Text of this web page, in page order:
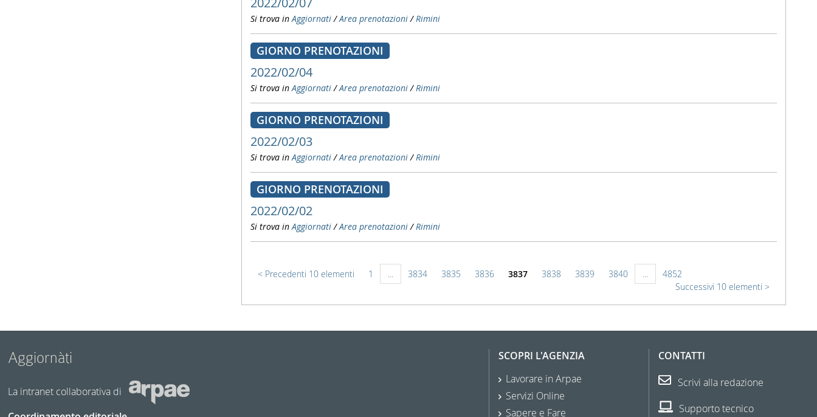
Si trova in Aggiornati /Area prenotazioni /Rimini
GIORNO PRENOTAZIONI
2022/02/04
Si trova in Aggiornati /Area prenotazioni /Rimini
GIORNO PRENOTAZIONI
2022/02/03
Si trova in Aggiornati /Area prenotazioni /Rimini
GIORNO PRENOTAZIONI
2022/02/02
Si trova in Aggiornati /Area prenotazioni /Rimini
Precedenti 10 elementi 1 ... 3834 3835 3836 3837 3838 3839 3840 ...
4852
Successivi 10 elementi
Aggiornàti
La intranet collaborativa di
SCOPRI L'AGENZIA
Lavorare in Arpae
Servizi Online
Sapere e Fare
CONTATTI
Scrivi alla redazione
Supporto tecnico